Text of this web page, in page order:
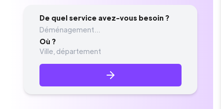
De quel service avez-vous besoin ?
Déménagement...
Où ?